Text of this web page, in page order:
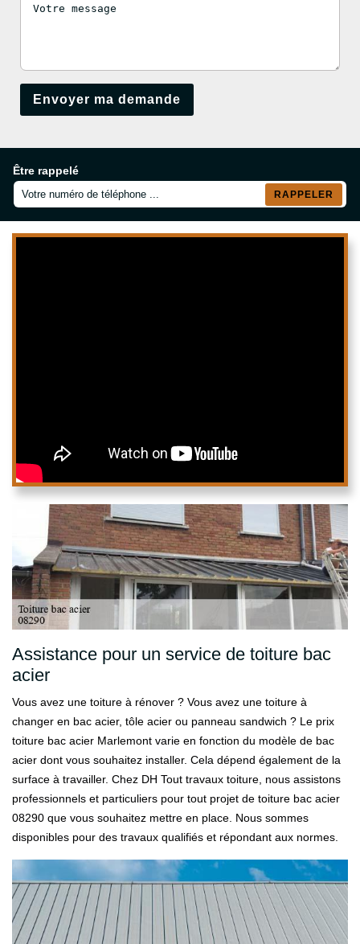
Être rappelé
Assistance pour un service de toiture bac
acier
Vous avez une toiture à rénover ? Vous avez une toiture à
changer en bac acier, tôle acier ou panneau sandwich ? Le prix
toiture bac acier Marlemont varie en fonction du modèle de bac
acier dont vous souhaitez installer. Cela dépend également de la
surface à travailler. Chez DH Tout travaux toiture, nous assistons
professionnels et particuliers pour tout projet de toiture bac acier
08290 que vous souhaitez mettre en place. Nous sommes
disponibles pour des travaux qualifiés et répondant aux normes.